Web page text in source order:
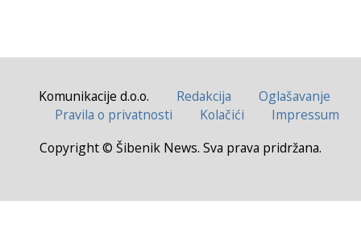
Komunikacije d.o.o. Redakcija
Oglašavanje
Pravila o privatnosti
Kolačići
Impressum
Copyright © Šibenik News. Sva prava pridržana.